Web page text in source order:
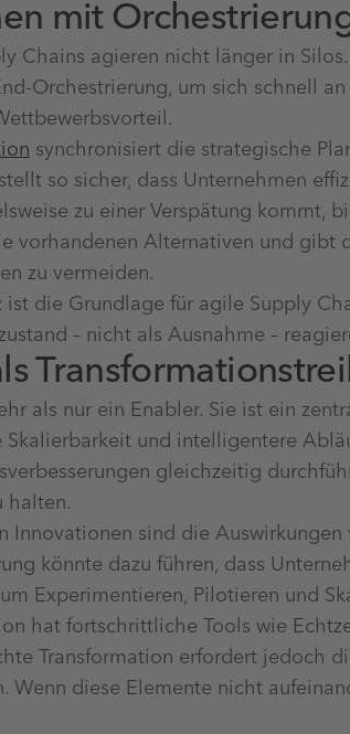
mit
Chains agieren nicht länger in
Orchestrierung, um sich schnell
synchronisiert die strategische
so sicher, dass Unternehmen
zu einer Verspätung kommt,
vorhandenen Alternativen und gibt
zu vermeiden.
ist die Grundlage für agile Supply
– nicht als Ausnahme –
als nur ein Enabler. Sie ist ein
Skalierbarkeit und intelligentere
gleichzeitig
halten.
Innovationen sind die
könnte dazu führen, dass
Experimentieren, Pilotieren und
hat fortschrittliche Tools wie
Transformation erfordert jedoch
Wenn diese Elemente nicht